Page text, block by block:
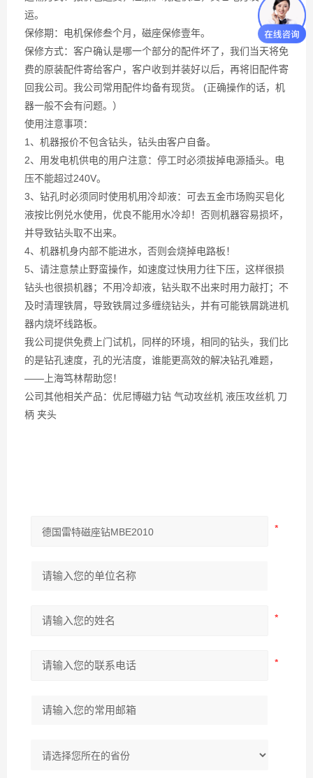
运。
保修期：电机保修叁个月，磁座保修壹年。
保修方式：客户确认是哪一个部分的配件坏了，我们当天将免
费的原装配件寄给客户，客户收到并装好以后，再将旧配件寄
回我公司。我公司常用配件均备有现货。 (正确操作的话，机
器一般不会有问题。）
使用注意事项：
1、机器报价不包含钻头，钻头由客户自备。
2、用发电机供电的用户注意：停工时必须拔掉电源插头。电
压不能超过240V。
3、钻孔时必须同时使用机用冷却液：可去五金市场购买皂化
液按比例兑水使用，优良不能用水冷却！否则机器容易损坏，
并导致钻头取不出来。
4、机器机身内部不能进水，否则会烧掉电路板！
5、请注意禁止野蛮操作，如速度过快用力往下压，这样很损
钻头也很损机器；不用冷却液，钻头取不出来时用力敲打；不
及时清理铁屑，导致铁屑过多缠绕钻头，并有可能铁屑跳进机
器内烧坏线路板。
我公司提供免费上门试机，同样的环境，相同的钻头，我们比
的是钻孔速度，孔的光洁度，谁能更高效的解决钻孔难题，
——上海笃林帮助您！
公司其他相关产品：优尼博磁力钻 气动攻丝机 液压攻丝机 刀
柄 夹头